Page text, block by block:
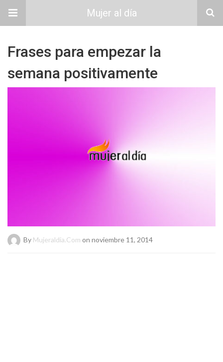
Mujer al día
Frases para empezar la
semana positivamente
By Mujeraldia.com on noviembre 11, 2014